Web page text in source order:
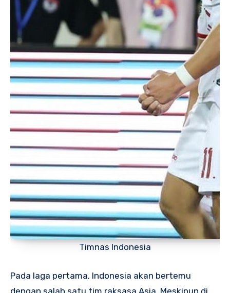
Timnas Indonesia
Pada laga pertama, Indonesia akan bertemu
dengan salah satu tim raksasa Asia. Meskipun di